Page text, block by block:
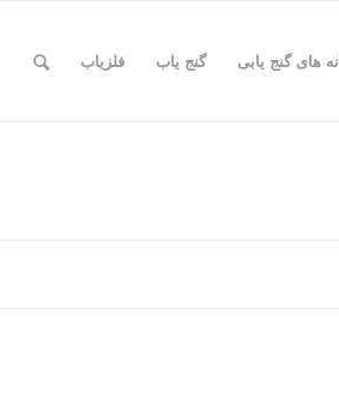
های گنج یابی گنج یاب فلزیاب